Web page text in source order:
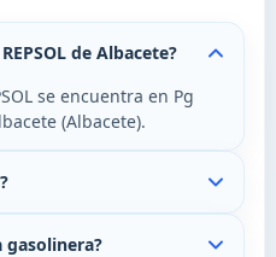
de Albacete?
se encuentra en Pg
(Albacete).
gasolinera?